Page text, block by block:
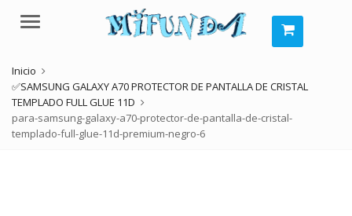
Menú
Inicio
✅SAMSUNG GALAXY A70 PROTECTOR DE PANTALLA DE CRISTAL
TEMPLADO FULL GLUE 11D
para-samsung-galaxy-a70-protector-de-pantalla-de-cristal-
templado-full-glue-11d-premium-negro-6